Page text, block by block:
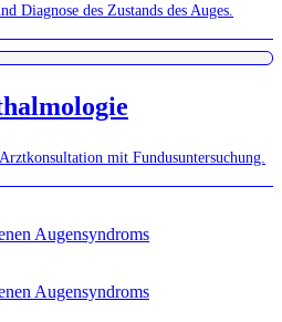
Diagnose des Zustands des Auges.
mit Fundusuntersuchung.
Augensyndroms
Augensyndroms